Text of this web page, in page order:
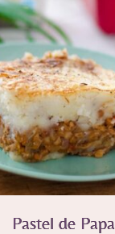
Pastel de Papa